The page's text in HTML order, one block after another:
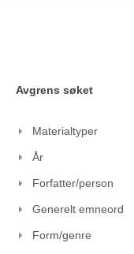
Avgrens søket
Materialtyper
År
Forfatter/person
Generelt emneord
Form/genre